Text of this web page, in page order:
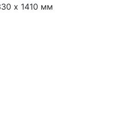
х 1410 мм